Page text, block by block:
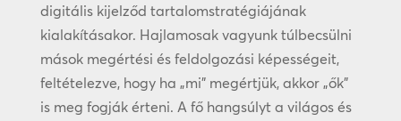
digitális kijelződ tartalomstratégiájának
kialakításakor. Hajlamosak vagyunk túlbecsülni
mások megértési és feldolgozási képességeit,
feltételezve, hogy ha „mi” megértjük, akkor „ők”
is meg fogják érteni. A fő hangsúlyt a világos és